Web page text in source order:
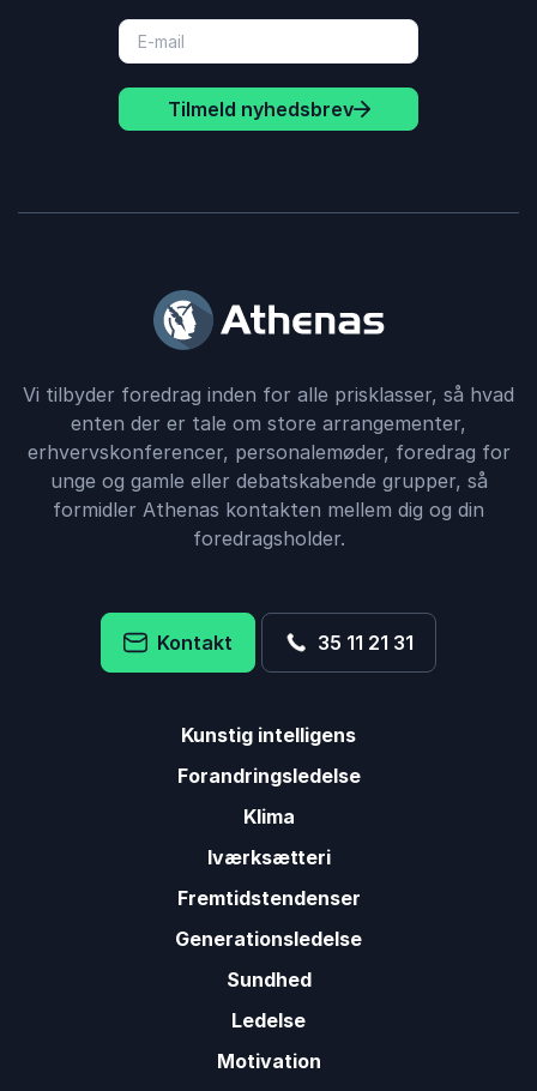
Tilmeld nyhedsbrev
Vi tilbyder foredrag inden for alle prisklasser, så hvad
enten der er tale om store arrangementer,
erhvervskonferencer, personalemøder, foredrag for
unge og gamle eller debatskabende grupper, så
formidler Athenas kontakten mellem dig og din
foredragsholder.
Kontakt 35 11 21 31
Kunstig intelligens
Forandringsledelse
Klima
Iværksætteri
Fremtidstendenser
Generationsledelse
Sundhed
Ledelse
Motivation